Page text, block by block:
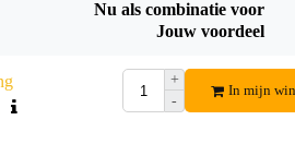
Nu als combinatie voor
Jouw voordeel
+
-
In mijn